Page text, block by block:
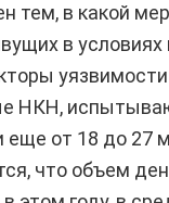
тем, в какой
в условиях
уязвимости
НКН,
от 18 до 27
что объем